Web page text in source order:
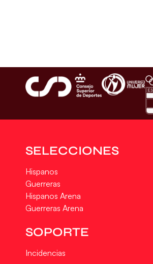
SELECCIONES
Hispanos
Guerreras
Hispanos Arena
Guerreras Arena
SOPORTE
Incidencias